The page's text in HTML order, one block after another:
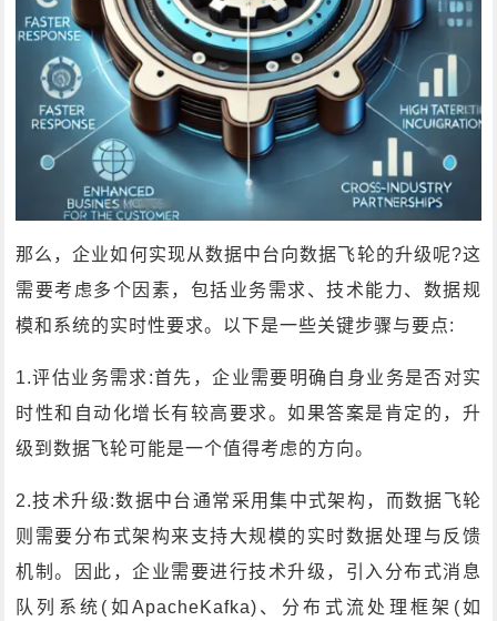
那么，企业如何实现从数据中台向数据飞轮的升级呢?这
需要考虑多个因素，包括业务需求、技术能力、数据规
模和系统的实时性要求。以下是一些关键步骤与要点:
1.评估业务需求:首先，企业需要明确自身业务是否对实
时性和自动化增长有较高要求。如果答案是肯定的，升
级到数据飞轮可能是一个值得考虑的方向。
2.技术升级:数据中台通常采用集中式架构，而数据飞轮
则需要分布式架构来支持大规模的实时数据处理与反馈
机制。因此，企业需要进行技术升级，引入分布式消息
队列系统(如ApacheKafka)、分布式流处理框架(如